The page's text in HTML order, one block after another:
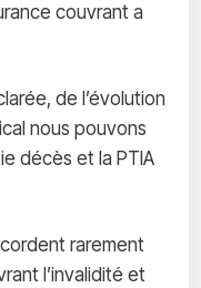
couvrant a
de l’évolution
nous pouvons
décès et la PTIA
rarement
l’invalidité et